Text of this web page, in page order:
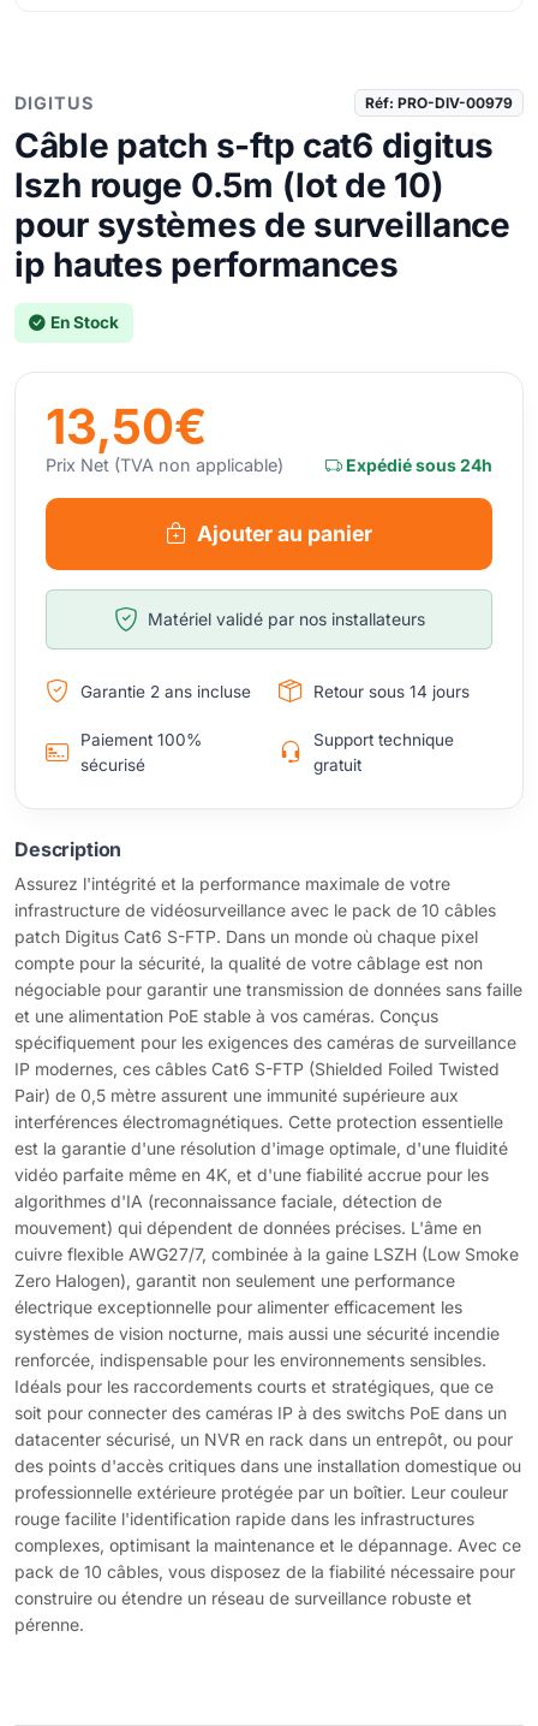
DIGITUS Réf: PRO-DIV-00979
Câble patch s-ftp cat6 digitus
lszh rouge 0.5m (lot de 10)
pour systèmes de surveillance
ip hautes performances
En Stock
13,50€
Prix Net (TVA non applicable) Expédié sous 24h
Ajouter au panier
Matériel validé par nos installateurs
Garantie 2 ans incluse Retour sous 14 jours
Paiement 100%
sécurisé
Support technique
gratuit
Description
Assurez l'intégrité et la performance maximale de votre
infrastructure de vidéosurveillance avec le pack de 10 câbles
patch Digitus Cat6 S-FTP. Dans un monde où chaque pixel
compte pour la sécurité, la qualité de votre câblage est non
négociable pour garantir une transmission de données sans faille
et une alimentation PoE stable à vos caméras. Conçus
spécifiquement pour les exigences des caméras de surveillance
IP modernes, ces câbles Cat6 S-FTP (Shielded Foiled Twisted
Pair) de 0,5 mètre assurent une immunité supérieure aux
interférences électromagnétiques. Cette protection essentielle
est la garantie d'une résolution d'image optimale, d'une fluidité
vidéo parfaite même en 4K, et d'une fiabilité accrue pour les
algorithmes d'IA (reconnaissance faciale, détection de
mouvement) qui dépendent de données précises. L'âme en
cuivre flexible AWG27/7, combinée à la gaine LSZH (Low Smoke
Zero Halogen), garantit non seulement une performance
électrique exceptionnelle pour alimenter efficacement les
systèmes de vision nocturne, mais aussi une sécurité incendie
renforcée, indispensable pour les environnements sensibles.
Idéals pour les raccordements courts et stratégiques, que ce
soit pour connecter des caméras IP à des switchs PoE dans un
datacenter sécurisé, un NVR en rack dans un entrepôt, ou pour
des points d'accès critiques dans une installation domestique ou
professionnelle extérieure protégée par un boîtier. Leur couleur
rouge facilite l'identification rapide dans les infrastructures
complexes, optimisant la maintenance et le dépannage. Avec ce
pack de 10 câbles, vous disposez de la fiabilité nécessaire pour
construire ou étendre un réseau de surveillance robuste et
pérenne.